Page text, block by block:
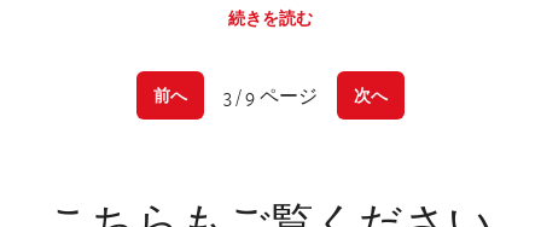
続きを読む
前へ 3 / 9 ページ 次へ